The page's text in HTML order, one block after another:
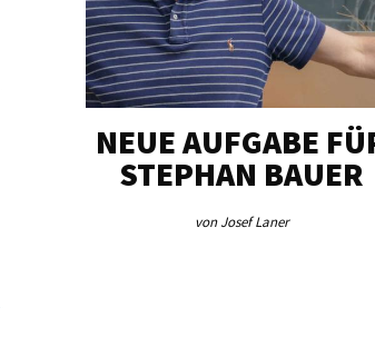
NEUE AUFGABE FÜR
STEPHAN BAUER
von Josef Laner